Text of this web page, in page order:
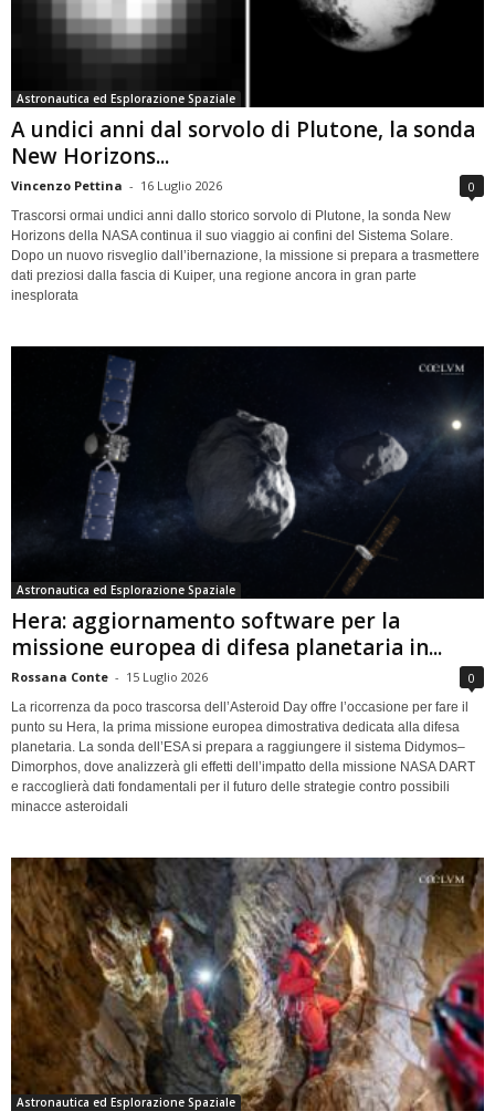
Astronautica ed Esplorazione Spaziale
A undici anni dal sorvolo di Plutone, la sonda
New Horizons...
Vincenzo Pettina - 16 Luglio 2026 0
Trascorsi ormai undici anni dallo storico sorvolo di Plutone, la sonda New
Horizons della NASA continua il suo viaggio ai confini del Sistema Solare.
Dopo un nuovo risveglio dall’ibernazione, la missione si prepara a trasmettere
dati preziosi dalla fascia di Kuiper, una regione ancora in gran parte
inesplorata
Astronautica ed Esplorazione Spaziale
Hera: aggiornamento software per la
missione europea di difesa planetaria in...
Rossana Conte - 15 Luglio 2026 0
La ricorrenza da poco trascorsa dell’Asteroid Day offre l’occasione per fare il
punto su Hera, la prima missione europea dimostrativa dedicata alla difesa
planetaria. La sonda dell’ESA si prepara a raggiungere il sistema Didymos–
Dimorphos, dove analizzerà gli effetti dell’impatto della missione NASA DART
e raccoglierà dati fondamentali per il futuro delle strategie contro possibili
minacce asteroidali
Astronautica ed Esplorazione Spaziale